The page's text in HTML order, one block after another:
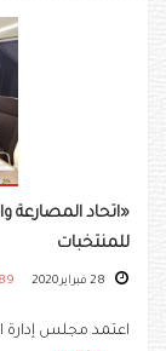
«اتحاد المصارعة
للمنتخبات
اعتمد مجلس إدارة